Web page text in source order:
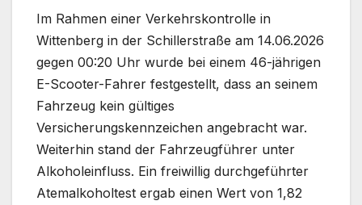
Im Rahmen einer Verkehrskontrolle in
Wittenberg in der Schillerstraße am 14.06.2026
gegen 00:20 Uhr wurde bei einem 46-jährigen
E-Scooter-Fahrer festgestellt, dass an seinem
Fahrzeug kein gültiges
Versicherungskennzeichen angebracht war.
Weiterhin stand der Fahrzeugführer unter
Alkoholeinfluss. Ein freiwillig durchgeführter
Atemalkoholtest ergab einen Wert von 1,82